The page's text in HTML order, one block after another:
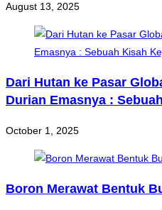
August 13, 2025
Dari Hutan ke Pasar
Durian Emasnya :
October 1, 2025
Boron Merawat Bentuk